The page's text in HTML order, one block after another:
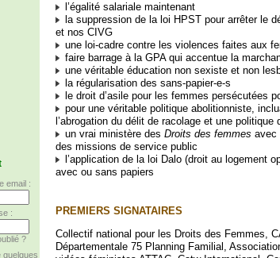
email :
:
?
quelques
l’égalité salariale maintenant
la suppression de la loi HPST pour arrêter le
et nos CIVG
une loi-cadre contre les violences faites aux
faire barrage à la GPA qui accentue la
une véritable éducation non sexiste et non
la régularisation des sans-papier-e-s
le droit d’asile pour les femmes persécutées
pour une véritable politique abolitionniste,
l’abrogation du délit de racolage et une
un vrai ministère des Droits des femmes avec
des missions de service public
l’application de la loi Dalo (droit au logement
avec ou sans papiers
PREMIERS SIGNATAIRES
Collectif national pour les Droits des Femmes,
Départementale 75 Planning Familial,